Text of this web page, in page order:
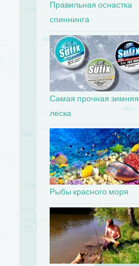
Правильная оснастка
спиннинга
Самая прочная зимняя
леска
Рыбы красного моря